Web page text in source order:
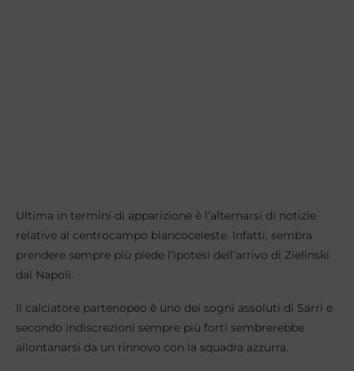
Ultima in termini di apparizione è l’alternarsi di notizie
relative al centrocampo biancoceleste. Infatti, sembra
prendere sempre più piede l’ipotesi dell’arrivo di Zielinski
dal Napoli.
Il calciatore partenopeo è uno dei sogni assoluti di Sarri e
secondo indiscrezioni sempre più forti sembrerebbe
allontanarsi da un rinnovo con la squadra azzurra.